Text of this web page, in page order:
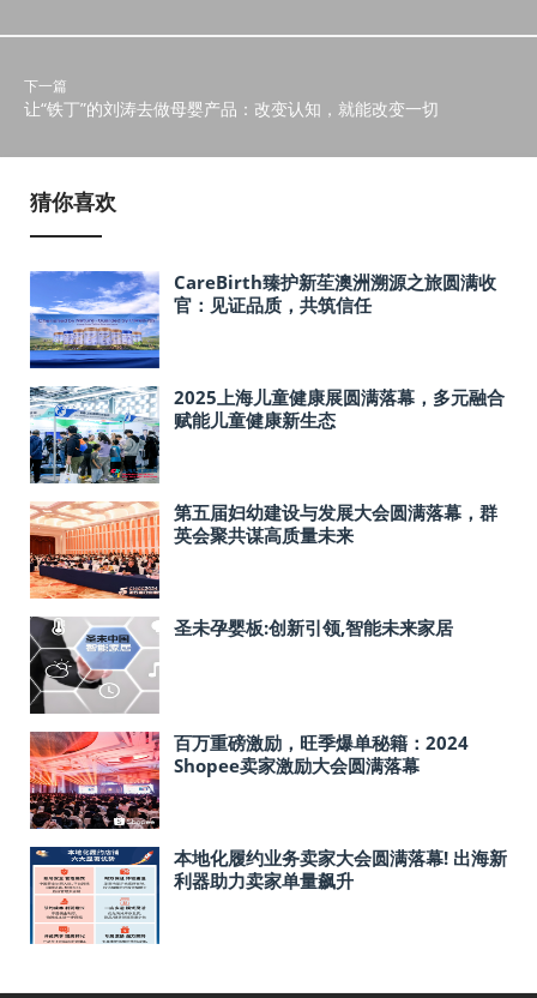
下一篇
让“铁丁”的刘涛去做母婴产品：改变认知，就能改变一切
猜你喜欢
CareBirth臻护新苼澳洲溯源之旅圆满收
官：见证品质，共筑信任
2025上海儿童健康展圆满落幕，多元融合
赋能儿童健康新生态
第五届妇幼建设与发展大会圆满落幕，群
英会聚共谋高质量未来
圣未孕婴板:创新引领,智能未来家居
百万重磅激励，旺季爆单秘籍：2024
Shopee卖家激励大会圆满落幕
本地化履约业务卖家大会圆满落幕! 出海新
利器助力卖家单量飙升